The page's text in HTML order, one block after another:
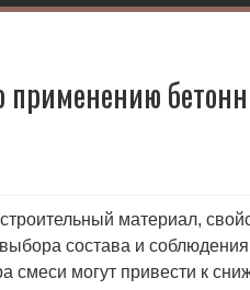
применению
материал,
состава и соблюдения
смеси могут привести к